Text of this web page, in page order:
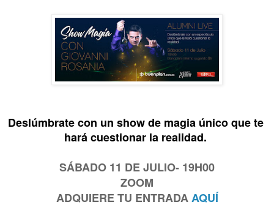
Deslúmbrate con un show de magia único que te
hará cuestionar la realidad.
SÁBADO 11 DE JULIO- 19H00
ZOOM
ADQUIERE TU ENTRADA AQUÍ